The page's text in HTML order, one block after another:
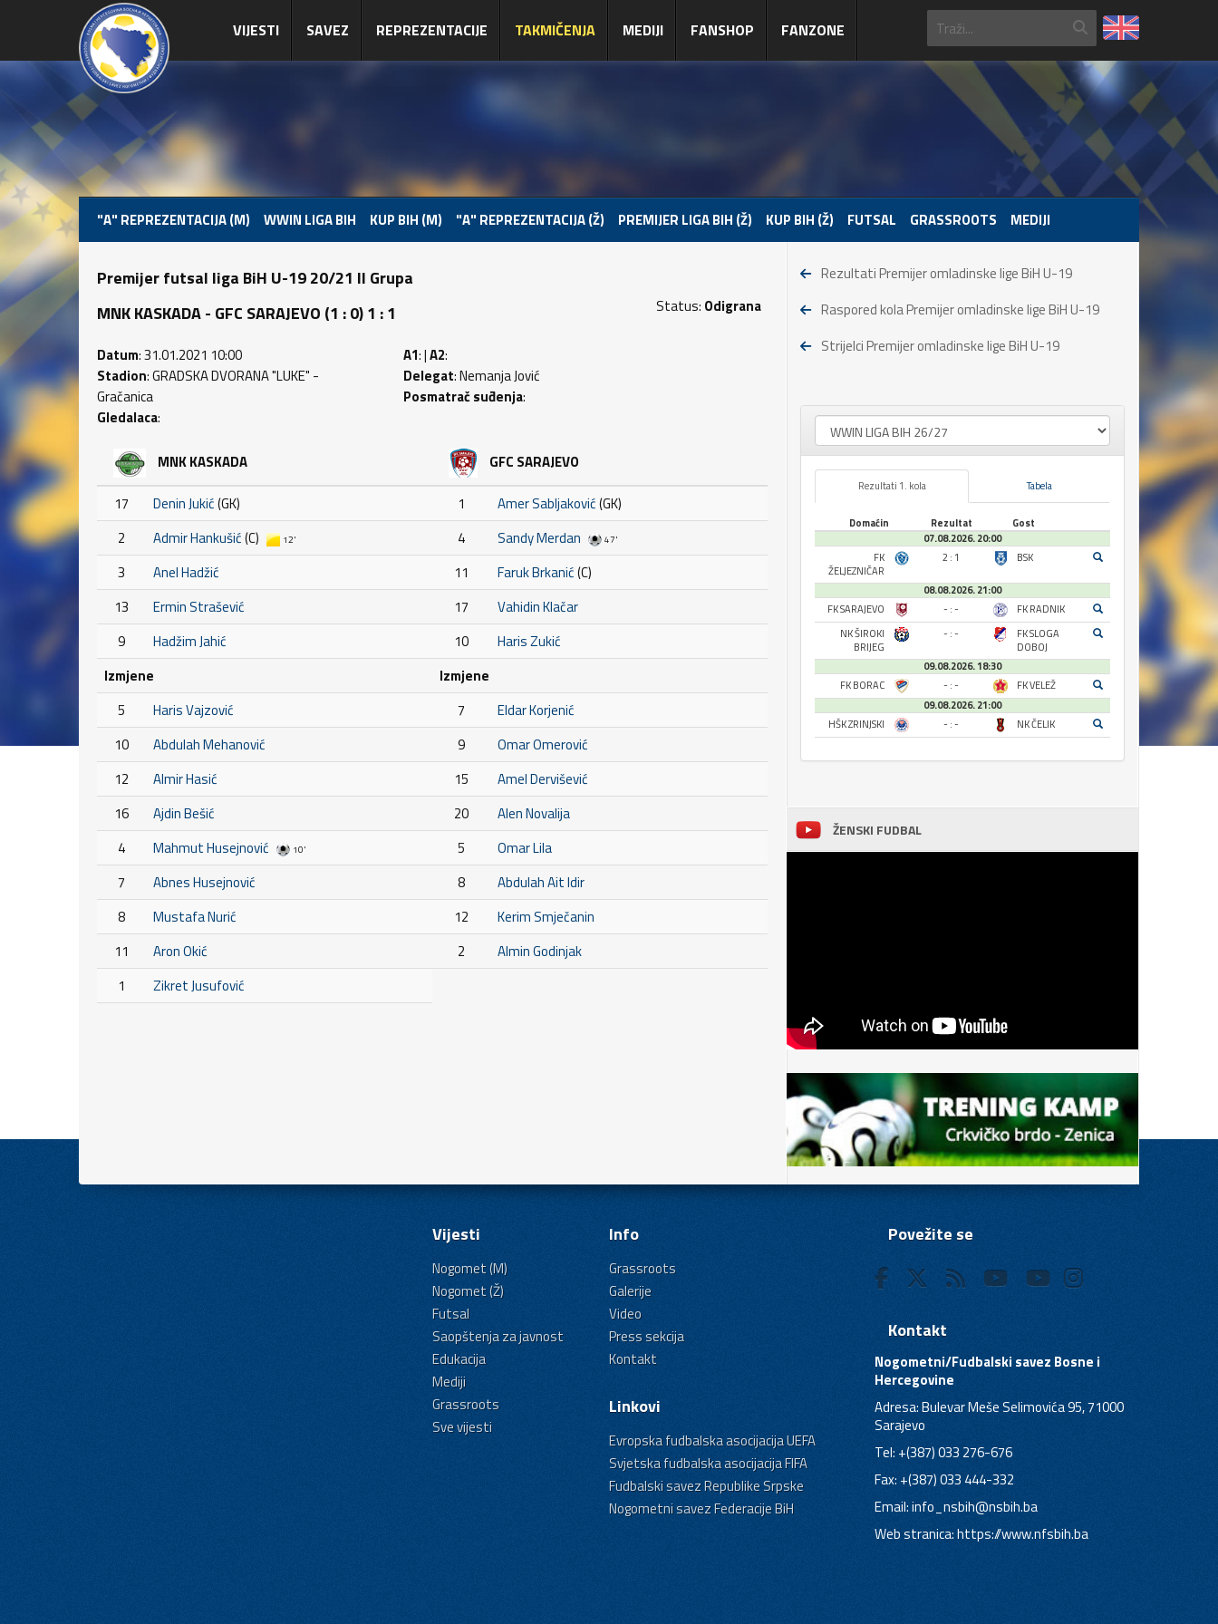
VIJESTI SAVEZ REPREZENTACIJE TAKMIČENJA MEDIJI FANSHOP FANZONE
"A" REPREZENTACIJA (M) WWIN LIGA BIH KUP BIH (M) "A" REPREZENTACIJA (Ž) PREMIJER LIGA BIH (Ž) KUP BIH (Ž) FUTSAL GRASSROOTS MEDIJI
Premijer futsal liga BiH U-19 20/21 II Grupa
MNK KASKADA - GFC SARAJEVO (1 : 0) 1 : 1
Status: Odigrana
Datum: 31.01.2021 10:00
Stadion: GRADSKA DVORANA "LUKE" -
Gračanica
Gledalaca:
A1: |A2:
Delegat: Nemanja Jović
Posmatrač suđenja:
MNK KASKADA
17 Denin Jukić(GK)
2
Admir Hankušić(C) 12'
3
Anel Hadžić
13
Ermin Strašević
9
Hadžim Jahić
Izmjene
5
Haris Vajzović
10
Abdulah Mehanović
12
Almir Hasić
16
Ajdin Bešić
4
Mahmut Husejnović 10'
7
Abnes Husejnović
8
Mustafa Nurić
11
Aron Okić
1
Zikret Jusufović
GFC SARAJEVO
1 Amer Sabljaković(GK)
4
Sandy Merdan 47'
11 Faruk Brkanić(C)
17
Vahidin Klačar
10
Haris Zukić
Izmjene
7
Eldar Korjenić
9
Omar Omerović
15
Amel Dervišević
20
Alen Novalija
5
Omar Lila
8
Abdulah Ait Idir
12
Kerim Smječanin
2
Almin Godinjak
Rezultati Premijer omladinske lige BiH U-19
Raspored kola Premijer omladinske lige BiH U-19
Strijelci Premijer omladinske lige BiH U-19
Rezultati 1. kola Tabela
Domaćin Rezultat
Gost
07.08.2026. 20:00
FK
ŽELJEZNIČAR
2 : 1 BSK
08.08.2026. 21:00
FK SARAJEVO
- : -
FK RADNIK
NK ŠIROKI
BRIJEG
- : -
FK SLOGA
DOBOJ
09.08.2026. 18:30
FK BORAC
- : -
FK VELEŽ
09.08.2026. 21:00
HŠK ZRINJSKI
- : - NK ČELIK
ŽENSKI FUDBAL
Vijesti
Nogomet (M)
Nogomet (Ž)
Futsal
Saopštenja za javnost
Edukacija
Mediji
Grassroots
Sve vijesti
Info
Grassroots
Galerije
Video
Press sekcija
Kontakt
Linkovi
Evropska fudbalska asocijacija UEFA
Svjetska fudbalska asocijacija FIFA
Fudbalski savez Republike Srpske
Nogometni savez Federacije BiH
Povežite se
Kontakt
Nogometni/Fudbalski savez Bosne i
Hercegovine
Adresa: Bulevar Meše Selimovića 95, 71000
Sarajevo
Tel: +(387) 033 276-676
Fax: +(387) 033 444-332
Email:info_nsbih@nsbih.ba
Web stranica: https://www.nfsbih.ba